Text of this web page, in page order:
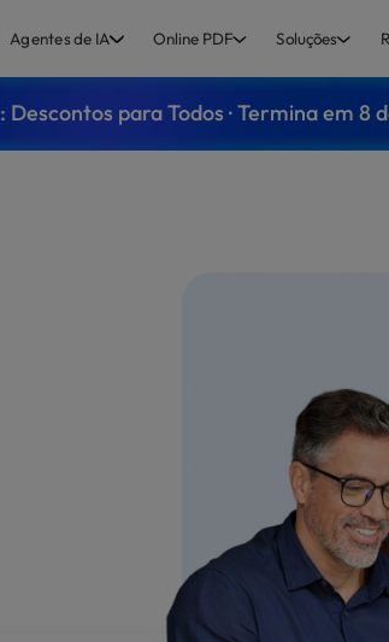
Agentes de IA Online PDF Soluções
: Descontos para Todos · Termina em 8